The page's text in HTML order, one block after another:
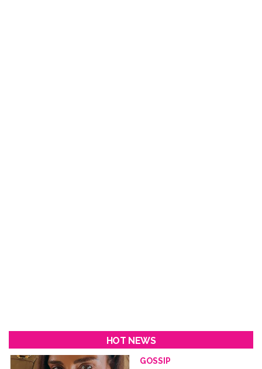
HOT NEWS
GOSSIP